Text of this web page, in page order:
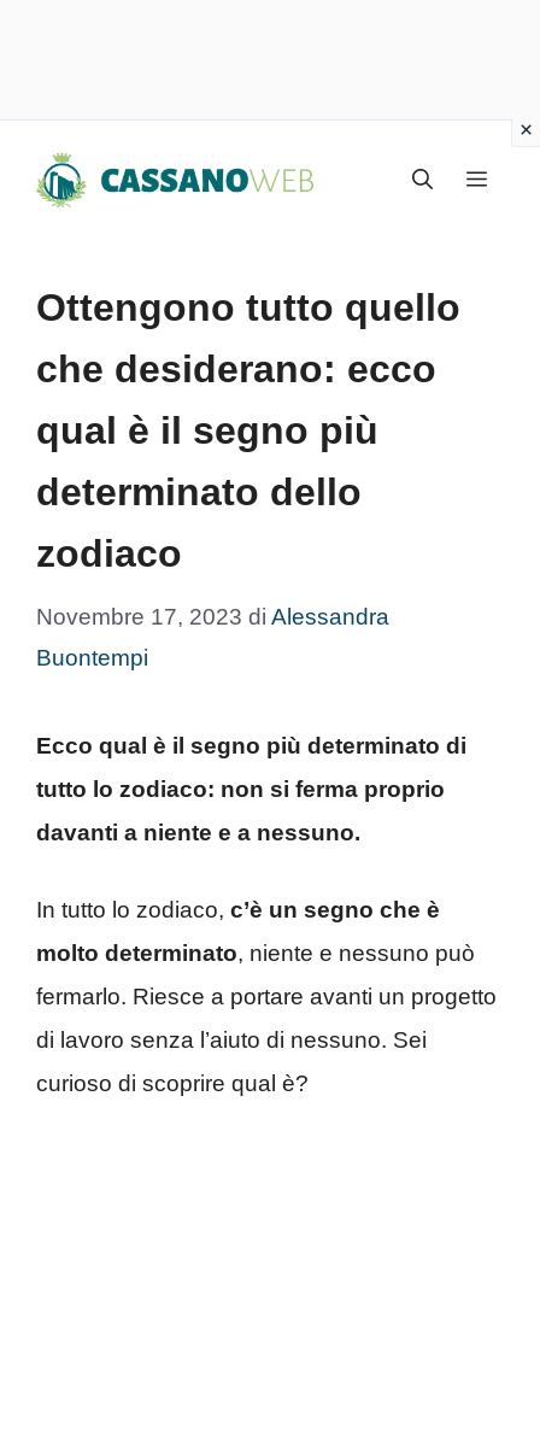
Menu
Ottengono tutto quello
che desiderano: ecco
qual è il segno più
determinato dello
zodiaco
Novembre 17, 2023 di Alessandra
Buontempi
Ecco qual è il segno più determinato di
tutto lo zodiaco: non si ferma proprio
davanti a niente e a nessuno.
In tutto lo zodiaco, c’è un segno che è
molto determinato, niente e nessuno può
fermarlo. Riesce a portare avanti un progetto
di lavoro senza l’aiuto di nessuno. Sei
curioso di scoprire qual è?